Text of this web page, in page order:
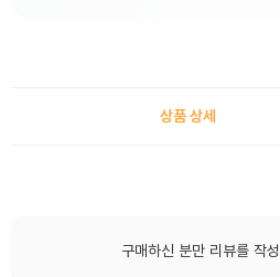
상품 상세
구매하신 분만 리뷰를 작